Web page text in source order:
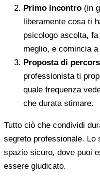
Primo incontro (in
liberamente cosa ti
psicologo ascolta,
meglio, e comincia
Proposta di
professionista ti
quale frequenza
che durata stimare.
Tutto ciò che condividi
segreto professionale. Lo
spazio sicuro, dove puoi
essere giudicato.